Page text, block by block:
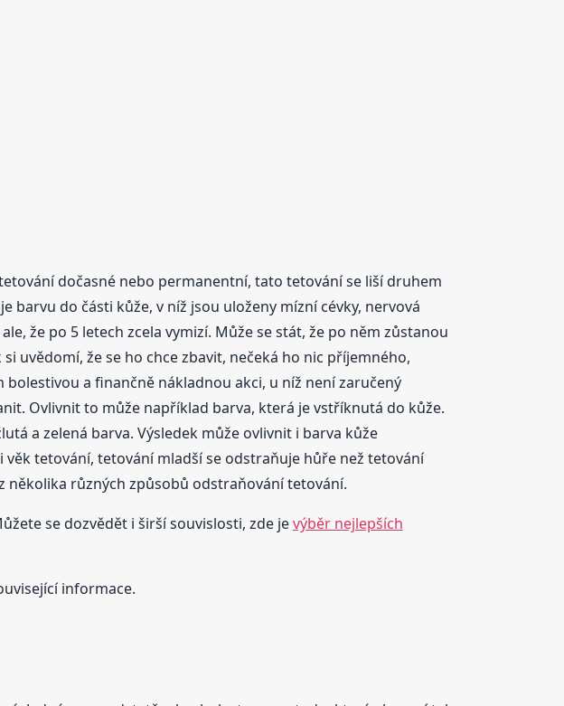
dočasné nebo permanentní, tato tetování se liší druhem
do části kůže, v níž jsou uloženy mízní cévky, nervová
že po 5 letech zcela vymizí. Může se stát, že po něm zůstanou
uvědomí, že se ho chce zbavit, nečeká ho nic příjemného,
a finančně nákladnou akci, u níž není zaručený
Ovlivnit to může například barva, která je vstříknutá do kůže.
a zelená barva. Výsledek může ovlivnit i barva kůže
tetování, tetování mladší se odstraňuje hůře než tetování
několika různých způsobů odstraňování tetování.
se dozvědět i širší souvislosti, zde jevýběr nejlepších
informace.